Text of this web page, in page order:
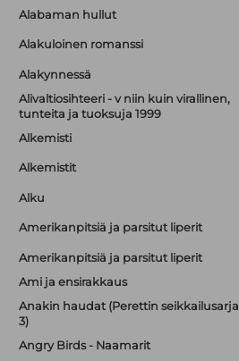
Alabaman hullut
Alakuloinen romanssi
Alakynnessä
Alivaltiosihteeri - v niin kuin virallinen,
tunteita ja tuoksuja 1999
Alkemisti
Alkemistit
Alku
Amerikanpitsiä ja parsitut liperit
Amerikanpitsiä ja parsitut liperit
Ami ja ensirakkaus
Anakin haudat (Perettin seikkailusarja
3)
Angry Birds - Naamarit